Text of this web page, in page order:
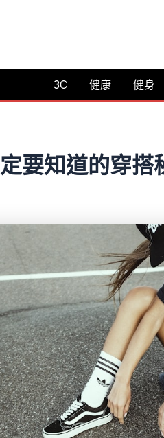
3C 健康 健身
要知道的穿搭